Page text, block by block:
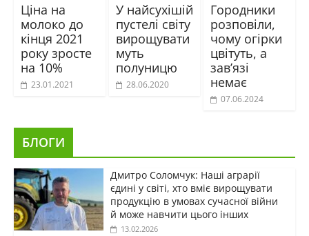
Ціна на
молоко до
кінця 2021
року зросте
на 10%
23.01.2021
У найсухішій
пустелі світу
вирощувати
муть
полуницю
28.06.2020
Городники
розповіли,
чому огірки
цвітуть, а
зав’язі
немає
07.06.2024
БЛОГИ
Дмитро Соломчук: Наші аграрії
єдині у світі, хто вміє вирощувати
продукцію в умовах сучасної війни
й може навчити цього інших
13.02.2026